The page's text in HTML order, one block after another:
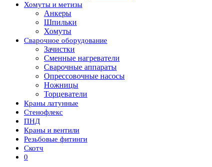
Хомуты и метизы
Анкеры
Шпильки
Хомуты
Сварочное оборудование
Зачистки
Сменные нагреватели
Сварочные аппараты
Опрессовочные насосы
Ножницы
Торцеватели
Краны латунные
Стенофлекс
ПНД
Краны и вентили
Резьбовые фитинги
Скотч
0